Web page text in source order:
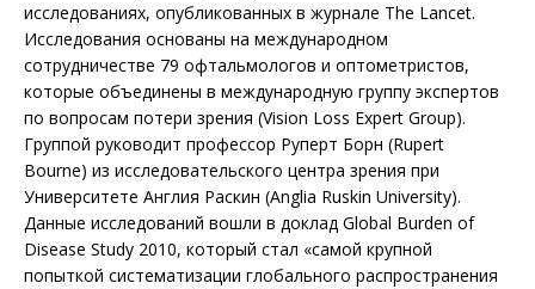
исследованиях, опубликованных в журнале The Lancet.
Исследования основаны на международном
сотрудничестве 79 офтальмологов и оптометристов,
которые объединены в международную группу экспертов
по вопросам потери зрения (Vision Loss Expert Group).
Группой руководит профессор Руперт Борн (Rupert
Bourne) из исследовательского центра зрения при
Университете Англия Раскин (Anglia Ruskin University).
Данные исследований вошли в доклад Global Burden of
Disease Study 2010, который стал «самой крупной
попыткой систематизации глобального распространения